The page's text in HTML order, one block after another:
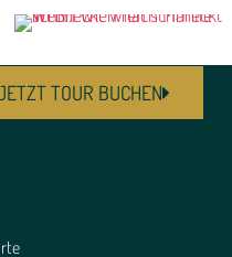
TOUR BUCHEN